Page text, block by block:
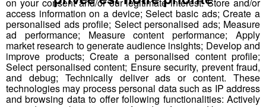
Partager sur Facebook
access information on a device; Select basic ads; Create a
personalised ads profile; Select personalised ads; Measure
ad performance; Measure content performance; Apply
market research to generate audience insights; Develop and
improve products; Create a personalised content profile;
Select personalised content; Ensure security, prevent fraud,
and debug; Technically deliver ads or content. These
technologies may process personal data such as IP address
and browsing data to offer following functionalities: Actively